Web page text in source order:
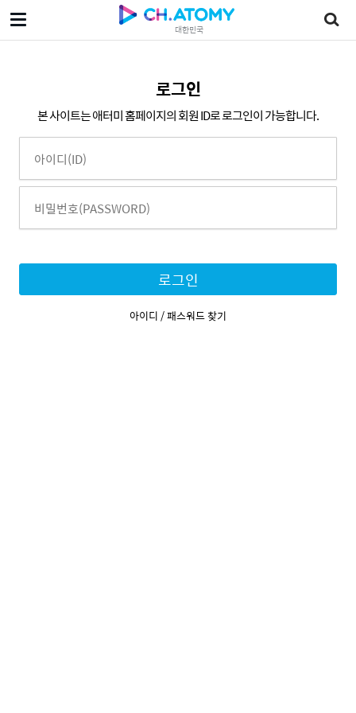
대한민국
로그인
본 사이트는 애터미 홈페이지의 회원 ID로 로그인이 가능합니다.
로그인
아이디 / 패스워드 찾기